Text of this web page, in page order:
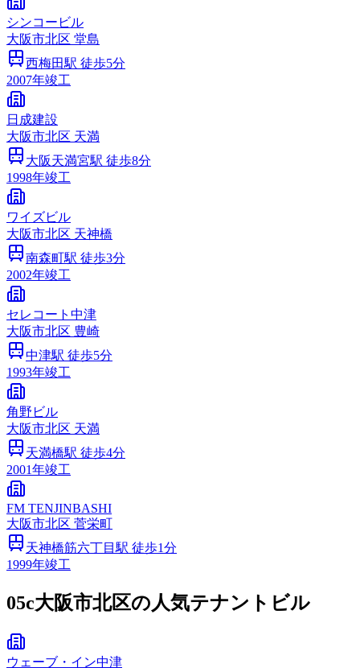
シンコービル
大阪市北区 堂島
西梅田駅 徒歩5分
2007年竣工
日成建設
大阪市北区 天満
大阪天満宮駅 徒歩8分
1998年竣工
ワイズビル
大阪市北区 天神橋
南森町駅 徒歩3分
2002年竣工
セレコート中津
大阪市北区 豊崎
中津駅 徒歩5分
1993年竣工
角野ビル
大阪市北区 天満
天満橋駅 徒歩4分
2001年竣工
FM TENJINBASHI
大阪市北区 菅栄町
天神橋筋六丁目 駅 徒歩1分
1999年竣工
05c大阪市北区の人気テナントビル
ウェーブ・イン中津